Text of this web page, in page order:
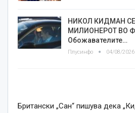
НИКОЛ КИДМАН
МИЛИОНЕРОТ ВО
Обожавателите…
Плусинфо 04/08/2026
Британски „Сан“ пишува дека